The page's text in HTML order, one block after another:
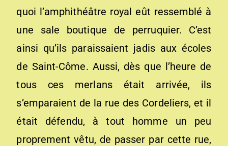
quoi l’amphithéâtre royal eût ressemblé à
une sale boutique de perruquier. C’est
ainsi qu’ils paraissaient jadis aux écoles
de Saint-Côme. Aussi, dès que l’heure de
tous ces merlans était arrivée, ils
s’emparaient de la rue des Cordeliers, et il
était défendu, à tout homme un peu
proprement vêtu, de passer par cette rue,